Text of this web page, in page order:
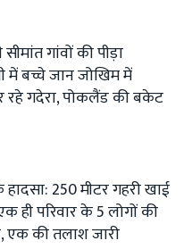
गांवों की पीड़ा
में बच्चे जान जोखिम में
रहे गदेरा, पोकलैंड की बकेट
हादसा: 250 मीटर गहरी खाई
ही परिवार के 5 लोगों की
एक की तलाश जारी